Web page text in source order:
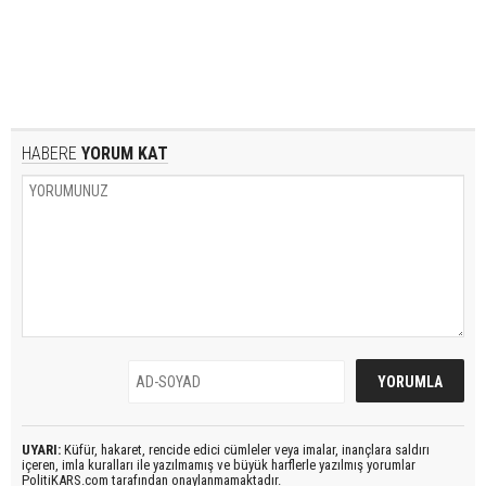
HABERE YORUM KAT
UYARI: Küfür, hakaret, rencide edici cümleler veya imalar, inançlara saldırı
içeren, imla kuralları ile yazılmamış ve büyük harflerle yazılmış yorumlar
PolitiKARS.com tarafından onaylanmamaktadır.